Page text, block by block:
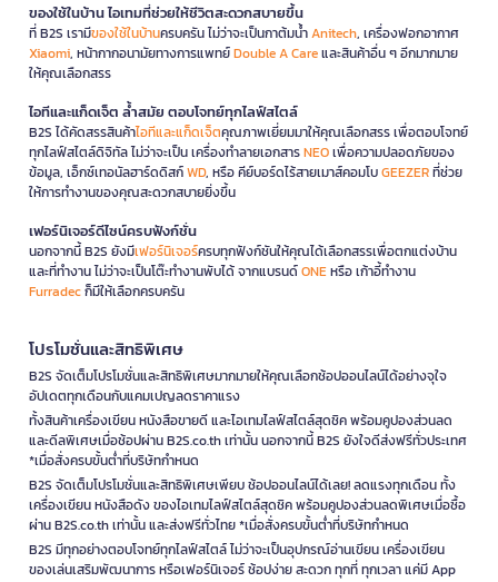
ของใช้ในบ้าน ไอเทมที่ช่วยให้ชีวิตสะดวกสบายขึ้น
ที่ B2S เรามีของใช้ในบ้านครบครัน ไม่ว่าจะเป็นกาต้มน้ำAnitech, เครื่องฟอกอากาศ
Xiaomi, หน้ากากอนามัยทางการแพทย์Double A Careและสินค้าอื่น ๆ อีกมากมาย
ให้คุณเลือกสรร
ไอทีและแก็ดเจ็ต ล้ำสมัย ตอบโจทย์ทุกไลฟ์สไตล์
B2S ได้คัดสรรสินค้าไอทีและแก็ดเจ็ตคุณภาพเยี่ยมมาให้คุณเลือกสรร เพื่อตอบโจทย์
ทุกไลฟ์สไตล์ดิจิทัล ไม่ว่าจะเป็น เครื่องทำลายเอกสารNEOเพื่อความปลอดภัยของ
ข้อมูล, เอ็กซ์เทอนัลฮาร์ดดิสก์WD, หรือ คีย์บอร์ดไร้สายเมาส์คอมโบGEEZERที่ช่วย
ให้การทำงานของคุณสะดวกสบายยิ่งขึ้น
เฟอร์นิเจอร์ดีไซน์ครบฟังก์ชั่น
นอกจากนี้ B2S ยังมีเฟอร์นิเจอร์ครบทุกฟังก์ชันให้คุณได้เลือกสรรเพื่อตกแต่งบ้าน
และที่ทำงาน ไม่ว่าจะเป็นโต๊ะทำงานพับได้ จากแบรนด์ONEหรือ เก้าอี้ทำงาน
Furradecก็มีให้เลือกครบครัน
โปรโมชั่นและสิทธิพิเศษ
B2S จัดเต็มโปรโมชั่นและสิทธิพิเศษมากมายให้คุณเลือกช้อปออนไลน์ได้อย่างจุใจ
อัปเดตทุกเดือนกับแคมเปญลดราคาแรง
ทั้งสินค้าเครื่องเขียน หนังสือขายดี และไอเทมไลฟ์สไตล์สุดชิค พร้อมคูปองส่วนลด
และดีลพิเศษเมื่อช้อปผ่าน B2S.co.th เท่านั้น นอกจากนี้ B2S ยังใจดีส่งฟรีทั่วประเทศ
*เมื่อสั่งครบขั้นต่ำที่บริษัทกำหนด
B2S จัดเต็มโปรโมชั่นและสิทธิพิเศษเพียบ ช้อปออนไลน์ได้เลย! ลดแรงทุกเดือน ทั้ง
เครื่องเขียน หนังสือดัง ของไอเทมไลฟ์สไตล์สุดชิค พร้อมคูปองส่วนลดพิเศษเมื่อซื้อ
ผ่าน B2S.co.th เท่านั้น และส่งฟรีทั่วไทย *เมื่อสั่งครบขั้นต่ำที่บริษัทกำหนด
B2S มีทุกอย่างตอบโจทย์ทุกไลฟ์สไตล์ ไม่ว่าจะเป็นอุปกรณ์อ่านเขียน เครื่องเขียน
ของเล่นเสริมพัฒนาการ หรือเฟอร์นิเจอร์ ช้อปง่าย สะดวก ทุกที่ ทุกเวลา แค่มี App